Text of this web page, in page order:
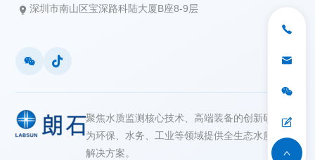
深圳市南山区宝深路科陆大厦B座8-9层
聚焦水质监测核心技术、高端装备的创新研发
为环保、水务、工业等领域提供全生态水质监测
解决方案。